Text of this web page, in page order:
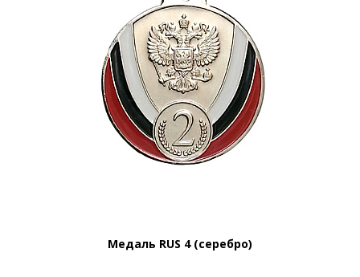
Медаль RUS 4 (серебро)